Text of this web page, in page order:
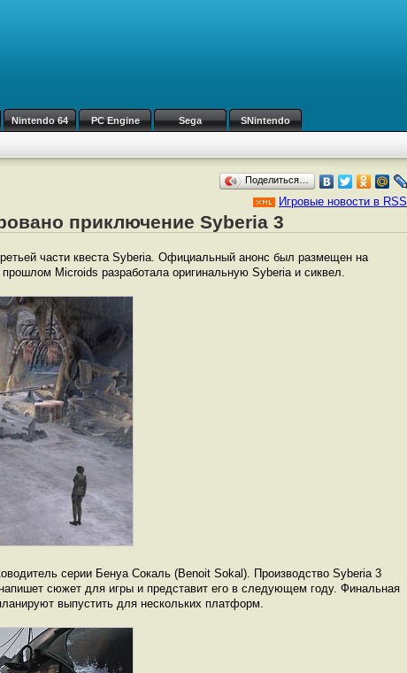
Nintendo 64 PC Engine Sega SNintendo
Поделиться…
Игровые новости в RSS
приключение Syberia 3
части квеста Syberia. Официальный анонс был размещен на
Microids разработала оригинальную Syberia и сиквел.
серии Бенуа Сокаль (Benoit Sokal). Производство Syberia 3
сюжет для игры и представит его в следующем году. Финальная
выпустить для нескольких платформ.